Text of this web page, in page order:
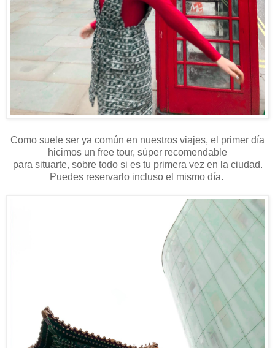
Como suele ser ya común en nuestros viajes, el primer día
hicimos un free tour, súper recomendable
para situarte, sobre todo si es tu primera vez en la ciudad.
Puedes reservarlo incluso el mismo día.